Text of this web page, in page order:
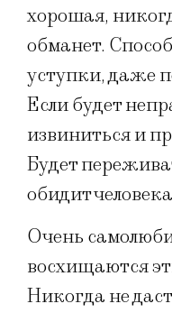
хорошая,
обманет.
уступки, даже
Если будет
извиниться и
Будет
обидит
Очень
восхищаются
Никогда не